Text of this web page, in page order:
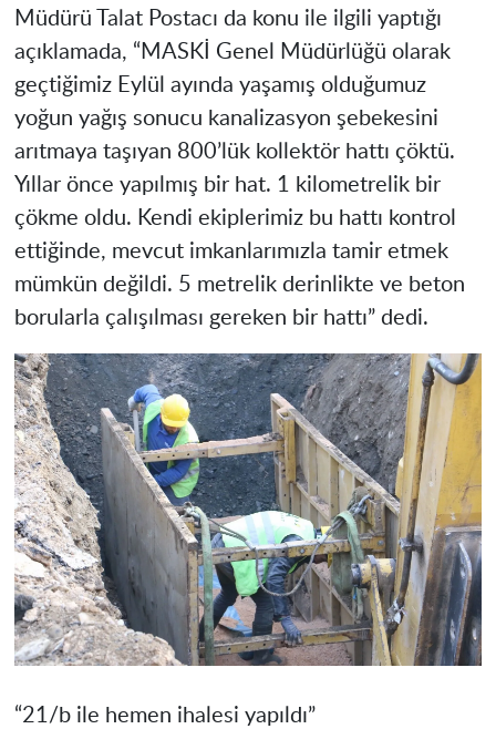
Müdürü Talat Postacı da konu ile ilgili yaptığı
açıklamada, “MASKİ Genel Müdürlüğü olarak
geçtiğimiz Eylül ayında yaşamış olduğumuz
yoğun yağış sonucu kanalizasyon şebekesini
arıtmaya taşıyan 800’lük kollektör hattı çöktü.
Yıllar önce yapılmış bir hat. 1 kilometrelik bir
çökme oldu. Kendi ekiplerimiz bu hattı kontrol
ettiğinde, mevcut imkanlarımızla tamir etmek
mümkün değildi. 5 metrelik derinlikte ve beton
borularla çalışılması gereken bir hattı” dedi.
“21/b ile hemen ihalesi yapıldı”